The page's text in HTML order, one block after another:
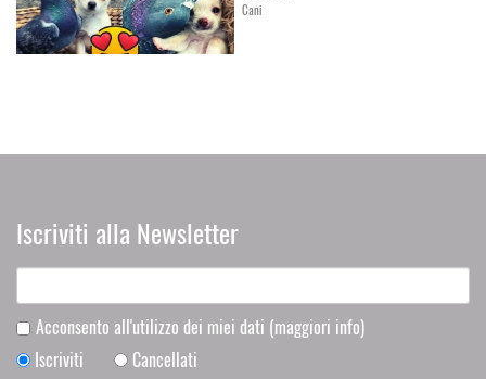
Cani
Iscriviti alla Newsletter
Acconsento all'utilizzo dei miei dati (maggiori info)
Iscriviti
Cancellati